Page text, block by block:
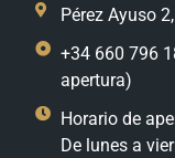
Pérez Ayuso
+34 660 796
apertura)
Horario de
De lunes a